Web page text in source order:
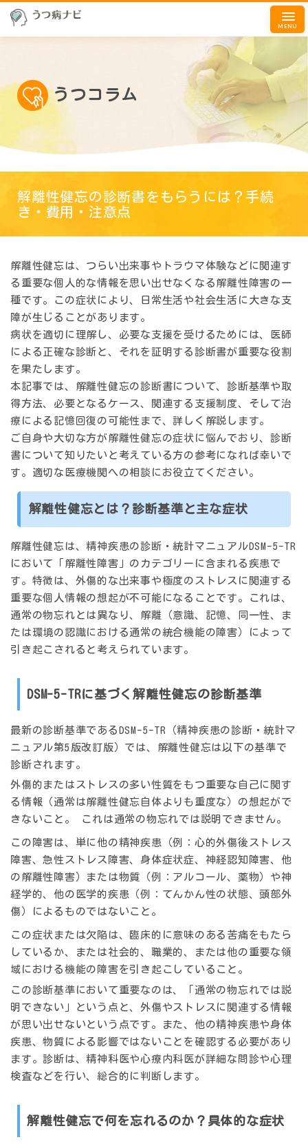
MENU
うつコラム
解離性健忘の診断書をもらうには？手続
き・費用・注意点
解離性健忘は、つらい出来事やトラウマ体験などに関連す
る重要な個人的な情報を思い出せなくなる解離性障害の一
種です。この症状により、日常生活や社会生活に大きな支
障が生じることがあります。
病状を適切に理解し、必要な支援を受けるためには、医師
による正確な診断と、それを証明する診断書が重要な役割
を果たします。
本記事では、解離性健忘の診断書について、診断基準や取
得方法、必要となるケース、関連する支援制度、そして治
療による記憶回復の可能性まで、詳しく解説します。
ご自身や大切な方が解離性健忘の症状に悩んでおり、診断
書について知りたいと考えている方の参考になれば幸いで
す。適切な医療機関への相談にお役立てください。
解離性健忘とは？診断基準と主な症状
解離性健忘は、精神疾患の診断・統計マニュアルDSM-5-TR
において「解離性障害」のカテゴリーに含まれる疾患で
す。特徴は、外傷的な出来事や極度のストレスに関連する
重要な個人情報の想起が不可能になることです。これは、
通常の物忘れとは異なり、解離（意識、記憶、同一性、ま
たは環境の認識における通常の統合機能の障害）によって
引き起こされると考えられています。
DSM-5-TRに基づく解離性健忘の診断基準
最新の診断基準であるDSM-5-TR（精神疾患の診断・統計マ
ニュアル第5版改訂版）では、解離性健忘は以下の基準で
診断されます。
外傷的またはストレスの多い性質をもつ重要な自己に関す
る情報（通常は解離性健忘自体よりも重度な）の想起がで
きないこと。
これは通常の物忘れでは説明できません。
この障害は、単に他の精神疾患（例：心的外傷後ストレス
障害、急性ストレス障害、身体症状症、神経認知障害、他
の解離性障害）または物質（例：アルコール、薬物）や神
経学的、他の医学的疾患（例：てんかん性の状態、頭部外
傷）によるものではないこと。
この症状または欠陥は、臨床的に意味のある苦痛をもたら
しているか、または社会的、職業的、または他の重要な領
域における機能の障害を引き起こしていること。
この診断基準において重要なのは、「通常の物忘れでは説
明できない」という点と、外傷やストレスに関連する情報
が思い出せないという点です。また、他の精神疾患や身体
疾患、物質による影響ではないことを確認する必要があり
ます。診断は、精神科医や心療内科医が詳細な問診や心理
検査などを行い、総合的に判断します。
解離性健忘で何を忘れるのか？具体的な症状